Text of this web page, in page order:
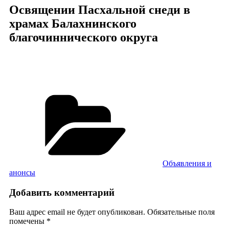
Освящении Пасхальной снеди в
храмах Балахнинского
благочиннического округа
Объявления и
анонсы
Добавить комментарий
Ваш адрес email не будет опубликован. Обязательные поля
помечены *